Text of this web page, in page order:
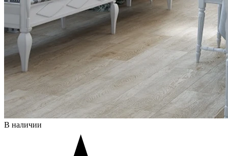
В наличии